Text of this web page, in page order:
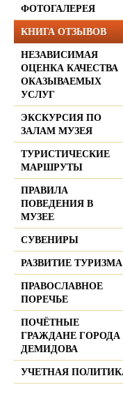
ФОТОГАЛЕРЕЯ
КНИГА ОТЗЫВОВ
НЕЗАВИСИМАЯ
ОЦЕНКА КАЧЕСТВА
ОКАЗЫВАЕМЫХ
УСЛУГ
ЭКСКУРСИЯ ПО
ЗАЛАМ МУЗЕЯ
ТУРИСТИЧЕСКИЕ
МАРШРУТЫ
ПРАВИЛА
ПОВЕДЕНИЯ В
МУЗЕЕ
СУВЕНИРЫ
РАЗВИТИЕ ТУРИЗМА
ПРАВОСЛАВНОЕ
ПОРЕЧЬЕ
ПОЧЁТНЫЕ
ГРАЖДАНЕ ГОРОДА
ДЕМИДОВА
УЧЕТНАЯ